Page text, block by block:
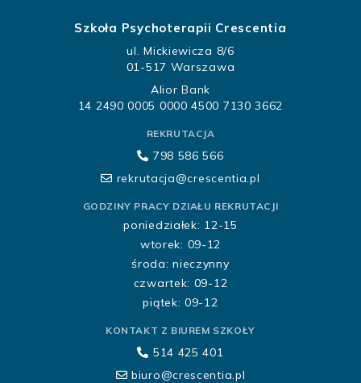
Szkoła Psychoterapii Crescentia
ul. Mickiewicza 8/6
01-517 Warszawa
Alior Bank
14 2490 0005 0000 4500 7130 3662
REKRUTACJA
798 586 566
rekrutacja@crescentia.pl
GODZINY PRACY DZIAŁU REKRUTACJI
poniedziałek: 12-15
wtorek: 09-12
środa: nieczynny
czwartek: 09-12
piątek: 09-12
KONTAKT Z BIUREM SZKOŁY
514 425 401
biuro@crescentia.pl